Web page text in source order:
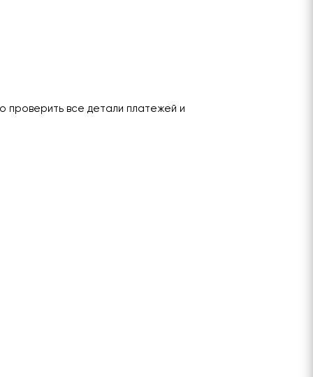
проверить все детали платежей и